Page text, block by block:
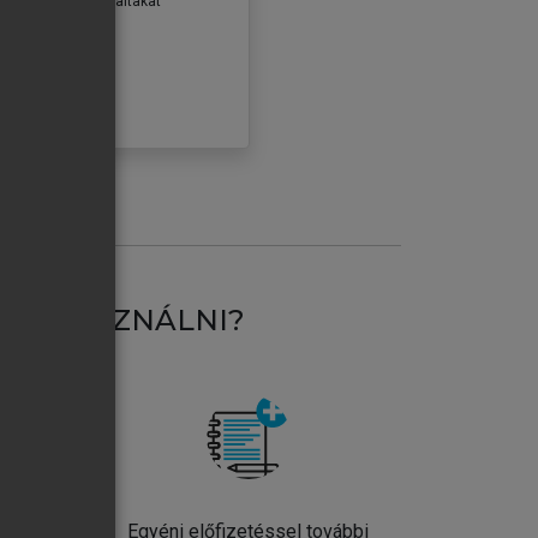
HASZNÁLNI?
Egyéni előfizetéssel további